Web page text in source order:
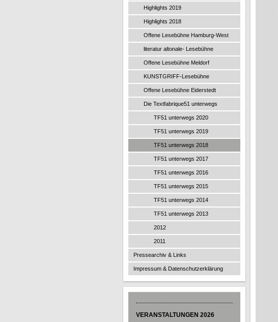
Highlights 2019
Highlights 2018
Offene Lesebühne Hamburg-West
literatur altonale- Lesebühne
Offene Lesebühne Meldorf
KUNSTGRIFF-Lesebühne
Offene Lesebühne Eiderstedt
Die Textfabrique51 unterwegs
TF51 unterwegs 2020
TF51 unterwegs 2019
TF51 unterwegs 2018
TF51 unterwegs 2017
TF51 unterwegs 2016
TF51 unterwegs 2015
TF51 unterwegs 2014
TF51 unterwegs 2013
2012
2011
Pressearchiv & Links
Impressum & Datenschutzerklärung
VERANSTALTUNGEN 2026